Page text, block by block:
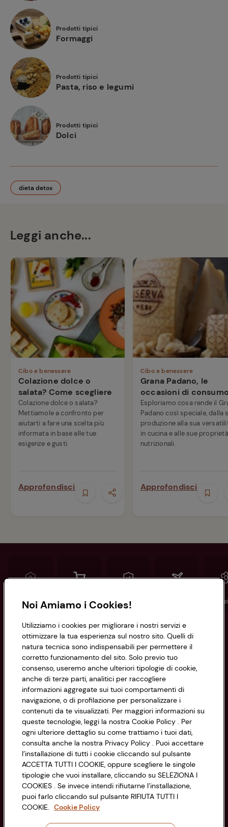
Prodotti tipici
Formaggi
Prodotti tipici
Pasta, riso e legumi
Prodotti tipici
Dolci
dieta detox
Leggi anche...
Cibo e benessere
Colazione dolce o
salata? Come scegliere
Colazione dolce o salata?
Mettiamole a confronto per
aiutarti a fare una scelta più
informata in base alle tue
esigenze e gusti.
Approfondisci
Cibo e benessere
Grana Padano, le
occasioni di
Esploriamo cosa rende il
Padano così speciale, dalla
produzione alla sua
in cucina e alle sue proprietà
nutrizionali.
Approfondisci
Conad Spesa online Assicurazioni
Informazioni
Privacy Policy
Cookie Policy
Impostazioni Cookie
Accessibilità
CONAD SOCIETÀ COOPERATIVA
Via Michelino, 59 | 40127 BOLOGNA
Codice Fiscale e Registro Imprese
di Bologna 00865960157
PARTITA IVA 03320960374
Servizio clienti
Seguici sui Social:
Noi Amiamo i Cookies!
Utilizziamo i cookies per migliorare i nostri servizi e
ottimizzare la tua esperienza sul nostro sito. Quelli di
natura tecnica sono indispensabili per permettere il
corretto funzionamento del sito. Solo previo tuo
consenso, useremo anche ulteriori tipologie di cookie,
anche di terze parti, analitici per raccogliere
informazioni aggregate sui tuoi comportamenti di
navigazione, o di profilazione per personalizzare i
contenuti da te visualizzati. Per maggiori informazioni su
queste tecnologie, leggi la nostra Cookie Policy . Per
ogni ulteriore dettaglio su come trattiamo i tuoi dati,
consulta anche la nostra Privacy Policy . Puoi accettare
l’installazione di tutti i cookie cliccando sul pulsante
ACCETTA TUTTI I COOKIE, oppure scegliere le singole
tipologie che vuoi installare, cliccando su SELEZIONA I
COOKIES . Se invece intendi rifiutarne l’installazione,
puoi farlo cliccando sul pulsante RIFIUTA TUTTI I
COOKIE. Cookie Policy